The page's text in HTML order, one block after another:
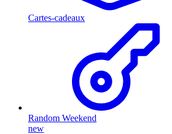
Cartes-cadeaux
Random Weekend
new